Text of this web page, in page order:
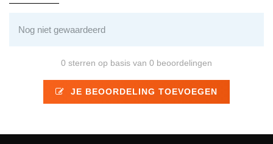
Nog niet gewaardeerd
0 sterren op basis van 0 beoordelingen
JE BEOORDELING TOEVOEGEN